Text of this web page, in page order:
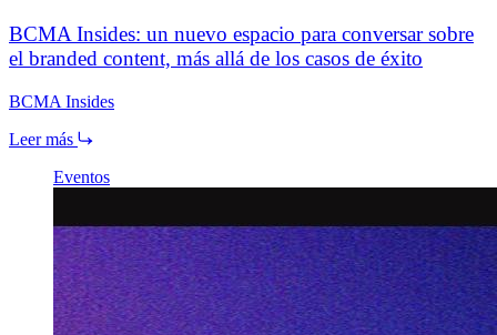
BCMA Insides: un nuevo espacio para conversar sobre
el branded content, más allá de los casos de éxito
BCMA Insides
Leer más
Eventos